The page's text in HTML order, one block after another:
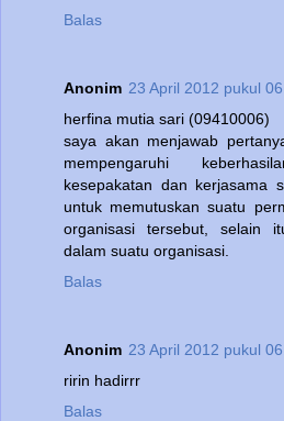
Balas
Anonim 23 April 2012 pukul
herfina mutia sari (09410006)
saya akan menjawab
mempengaruhi
kesepakatan dan kerjasama
untuk memutuskan suatu
organisasi tersebut, selain
dalam suatu organisasi.
Balas
Anonim 23 April 2012 pukul
ririn hadirrr
Balas